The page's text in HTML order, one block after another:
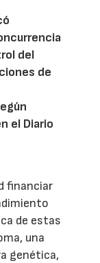
del
de
el Diario
financiar
de estas
una
genética,